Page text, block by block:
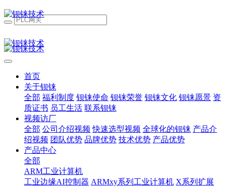
首页
关于钡铼
全部 福利制度 钡铼使命 钡铼荣誉 钡铼文化 钡铼愿景 资
质证书 员工生活 联系钡铼
视频访厂
全部 公司介绍视频 快速选型视频 全球化的钡铼 产品介
绍视频 团队优势 品牌优势 技术优势 产品优势
产品中心
全部
ARM工业计算机
工业边缘AI控制器 ARMxy系列工业计算机 X系列扩展